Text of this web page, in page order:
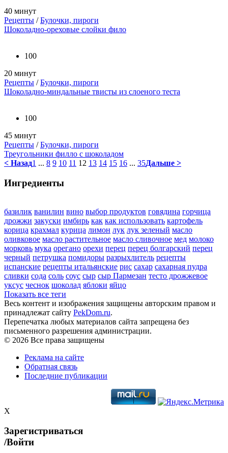
40 минут
Рецепты /Булочки, пироги
Шоколадно-ореховые слойки фило
100
20 минут
Рецепты /Булочки, пироги
Шоколадно-миндальные твисты из слоеного теста
100
45 минут
Рецепты /Булочки, пироги
Треугольники филло с шоколадом
< Назад1 ... 8 9 10 11 12 13 14 15 16 ... 35Дальше >
Ингредиенты
базилик ванилин вино выбор продуктов говядина горчица
дрожжи закуски имбирь как как использовать картофель
корица крахмал курица лимон лук лук зеленый масло
оливковое масло растительное масло сливочное мед молоко
морковь мука орегано орехи перец перец болгарский перец
черный петрушка помидоры разрыхлитель рецепты
испанские рецепты итальянские рис сахар сахарная пудра
сливки сода соль соус сыр сыр Пармезан тесто дрожжевое
уксус чеснок шоколад яблоки яйцо
Показать все теги
Весь контент и изображения защищены авторским правом и
принадлежат сайту PekDom.ru.
Перепечатка любых материалов сайта запрещена без
письменного разрешения администрации.
© 2026 Все права защищены
Реклама на сайте
Обратная связь
Последние публикации
X
Зарегистриваться
/Войти